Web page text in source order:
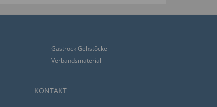
Gastrock Gehstöcke
Verbandsmaterial
KONTAKT